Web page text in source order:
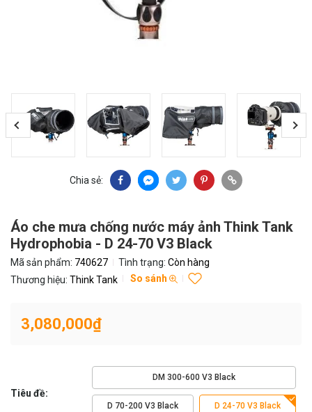
Chia sẻ:
Áo che mưa chống nước máy ảnh Think Tank
Hydrophobia - D 24-70 V3 Black
Mã sản phẩm: 740627 Tình trạng: Còn hàng
Thương hiệu: Think Tank So sánh
3,080,000₫
Tiêu đề:
DM 300-600 V3 Black
D 70-200 V3 Black D 24-70 V3 Black